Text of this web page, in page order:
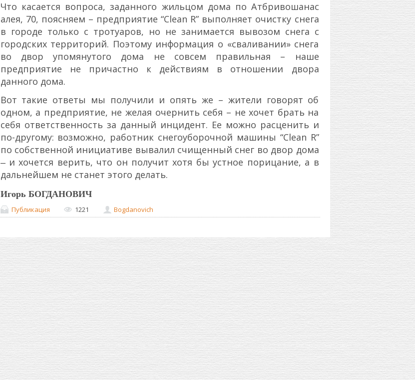
Что касается вопроса, заданного жильцом дома по Атбривошанас
алея, 70, поясняем – предприятие “Clean R” выполняет очистку снега
в городе только с тротуаров, но не занимается вывозом снега с
городских территорий. Поэтому информация о «сваливании» снега
во двор упомянутого дома не совсем правильная – наше
предприятие не причастно к действиям в отношении двора
данного дома.
Вот такие ответы мы получили и опять же – жители говорят об
одном, а предприятие, не желая очернить себя – не хочет брать на
себя ответственность за данный инцидент. Ее можно расценить и
по-другому: возможно, работник снегоуборочной машины “Clean R”
по собственной инициативе вывалил счищенный снег во двор дома
‒ и хочется верить, что он получит хотя бы устное порицание, а в
дальнейшем не станет этого делать.
Игорь БОГДАНОВИЧ
Публикация 1221 Bogdanovich